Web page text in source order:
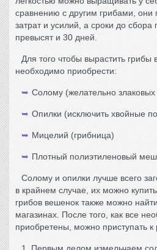
сравнению с другим грибами,
затрат и усилий, а сроки до сбора
превысят и 30 дней.
Для того чтобы вырастить грибы
необходимо приобрести:
Солому (желательно злаковых
Опилки (исключить хвойные
Мицелий (грибница)
Плотный полиэтиленовый
Солому и опилки лучше всего
в крайнем случае, их можно
грибов вешенок также можно
магазинах. После того, как все
приобретены, можно приступать к